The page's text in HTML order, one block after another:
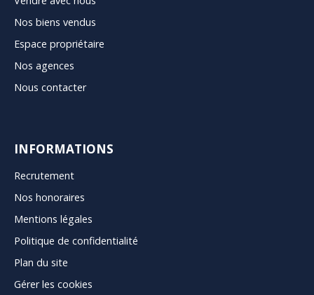
Nos biens vendus
Espace propriétaire
Nos agences
Nous contacter
INFORMATIONS
Recrutement
Nos honoraires
Mentions légales
Politique de confidentialité
Plan du site
Gérer les cookies